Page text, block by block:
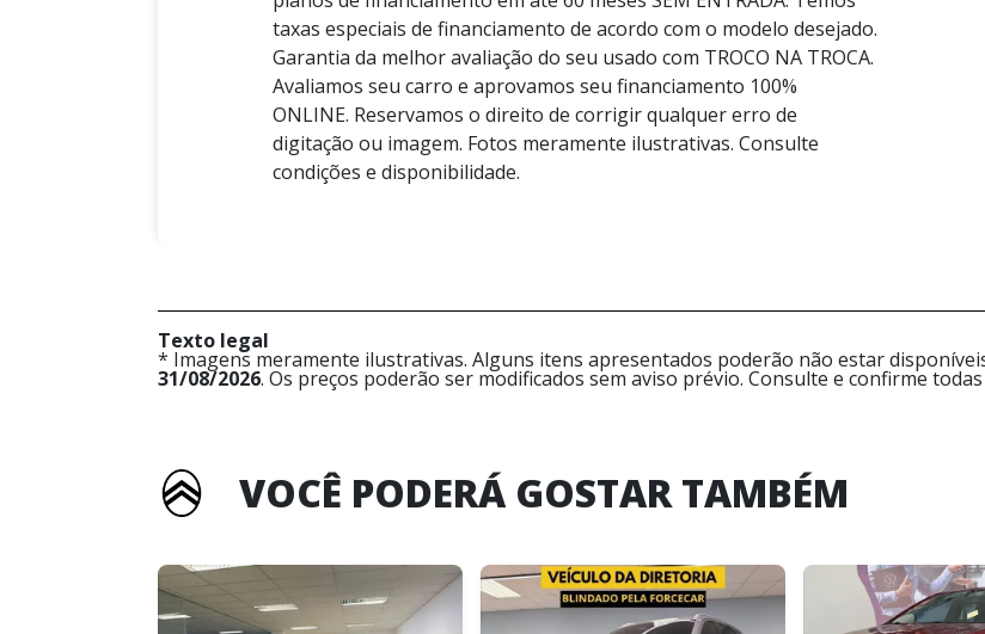
taxas especiais de financiamento de acordo com o modelo desejado.
Garantia da melhor avaliação do seu usado com TROCO NA TROCA.
Avaliamos seu carro e aprovamos seu financiamento 100%
ONLINE. Reservamos o direito de corrigir qualquer erro de
digitação ou imagem. Fotos meramente ilustrativas. Consulte
condições e disponibilidade.
Texto legal
* Imagens meramente ilustrativas. Alguns itens apresentados poderão não estar
31/08/2026. Os preços poderão ser modificados sem aviso prévio. Consulte e confirme
VOCÊ PODERÁ GOSTAR TAMBÉM